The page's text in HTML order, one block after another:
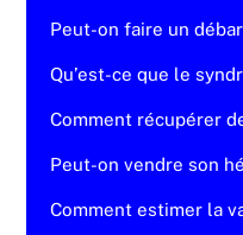
Peut-on faire un
Qu’est-ce que le
Comment récupérer
Peut-on vendre son
Comment estimer la